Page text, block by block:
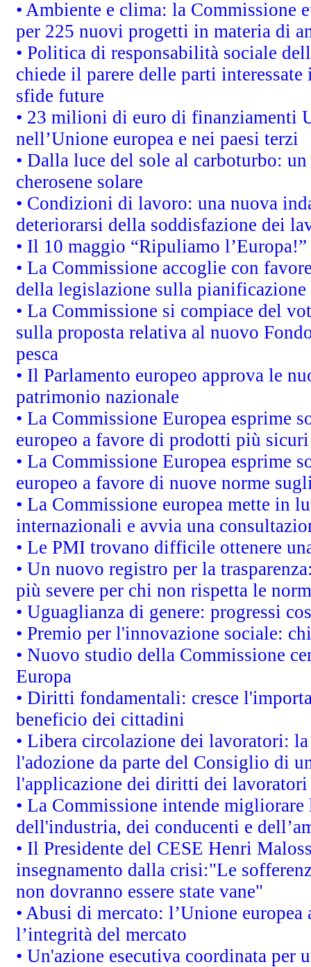
• Ambiente e clima: la Commissione
per 225 nuovi progetti in materia di
• Politica di responsabilità sociale
chiede il parere delle parti
sfide future
• 23 milioni di euro di finanziamenti
nell’Unione europea e nei paesi terzi
• Dalla luce del sole al carboturbo:
cherosene solare
• Condizioni di lavoro: una nuova
deteriorarsi della soddisfazione dei
• Il 10 maggio “Ripuliamo l’Europa!”
• La Commissione accoglie con
della legislazione sulla
• La Commissione si compiace del
sulla proposta relativa al nuovo
pesca
• Il Parlamento europeo approva le
patrimonio nazionale
• La Commissione Europea esprime
europeo a favore di prodotti più
• La Commissione Europea esprime
europeo a favore di nuove norme
• La Commissione europea mette in
internazionali e avvia una
• Le PMI trovano difficile ottenere
• Un nuovo registro per la
più severe per chi non rispetta le
• Uguaglianza di genere: progressi
• Premio per l'innovazione sociale:
• Nuovo studio della Commissione
Europa
• Diritti fondamentali: cresce
beneficio dei cittadini
• Libera circolazione dei lavoratori:
l'adozione da parte del Consiglio di
l'applicazione dei diritti dei lavoratori
• La Commissione intende
dell'industria, dei conducenti e
• Il Presidente del CESE Henri
insegnamento dalla crisi:"Le
non dovranno essere state vane"
• Abusi di mercato: l’Unione
l’integrità del mercato
• Un'azione esecutiva coordinata